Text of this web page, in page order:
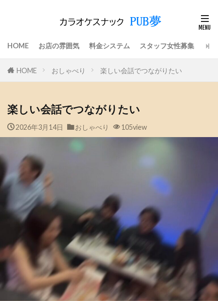
HOME お店の雰囲気 料金システム スタッフ女性募集
HOME おしゃべり 楽しい会話でつながりたい
楽しい会話でつながりたい
2026年3月14日 おしゃべり 105view